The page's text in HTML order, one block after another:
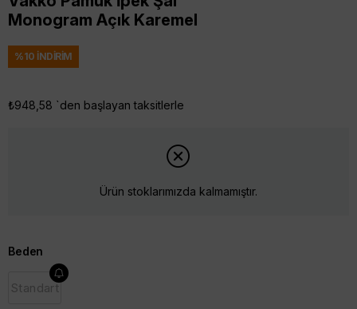
Monogram Açık Karemel
%10 İNDIRIM
₺948,58 `den başlayan taksitlerle
Ürün stoklarımızda kalmamıştır.
Beden
Standart